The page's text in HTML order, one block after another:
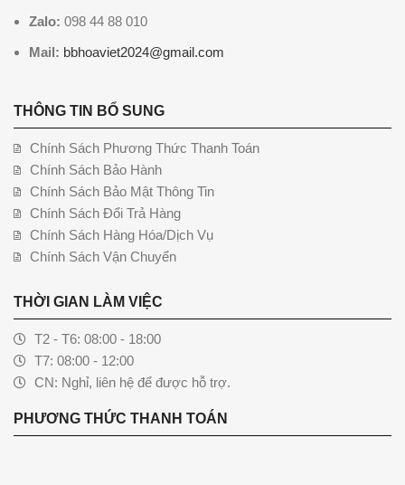
Zalo: 098 44 88 010
Mail: bbhoaviet2024@gmail.com
THÔNG TIN BỔ SUNG
Chính Sách Phương Thức Thanh Toán
Chính Sách Bảo Hành
Chính Sách Bảo Mật Thông Tin
Chính Sách Đổi Trả Hàng
Chính Sách Hàng Hóa/Dịch Vụ
Chính Sách Vận Chuyển
THỜI GIAN LÀM VIỆC
T2 - T6: 08:00 - 18:00
T7: 08:00 - 12:00
CN: Nghỉ, liên hệ để được hỗ trợ.
PHƯƠNG THỨC THANH TOÁN